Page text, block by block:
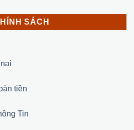
SÁCH
tiền
Tin